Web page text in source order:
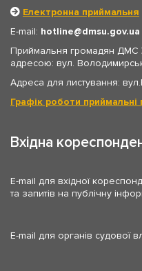
Електронна приймальня
E-mail: hotline
dmsu.gov.ua
Приймальня громадян ДМС
адресою: вул.
Адреса для листування:
Графік роботи приймальні
Вхідна
E-mail для вхідної
та запитів на публічну
E-mail для органів судової